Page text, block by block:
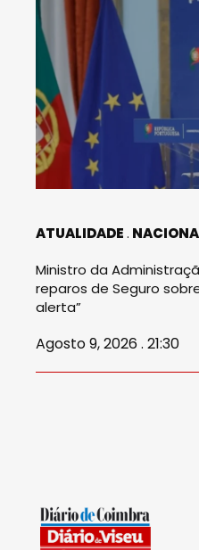
ATUALIDADE
Ministro da
reparos de Seguro
alerta”
Agosto 9, 2026 . 21:30